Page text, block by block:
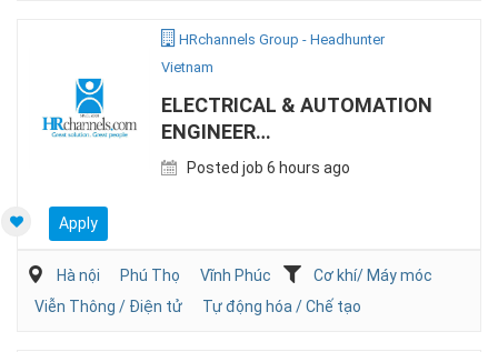
HRchannels Group - Headhunter
Vietnam
ELECTRICAL & AUTOMATION
ENGINEER
(MANUFACTURING)
Posted job 6 hours ago
Apply
Hà nội Phú Thọ Vĩnh Phúc
Cơ khí/ Máy móc
Viễn Thông / Điện tử
Tự động hóa / Chế tạo